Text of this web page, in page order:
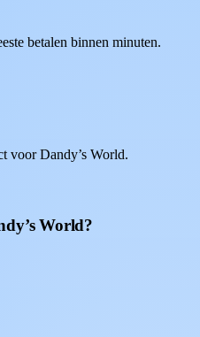
betalen binnen minuten.
voor Dandy’s World.
World?